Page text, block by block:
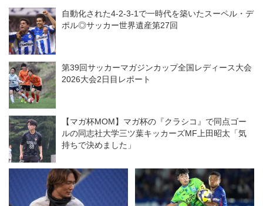
島は特筆すべき好ゲームだった
◎J１開幕戦
中、意欲を示すも一歩及ばず
◎J１開幕戦
自動化された4-2-3-1で一時代を築いたスーペル・デ
ポル◎サッカー世界遺産第27回
第39回サッカーマガジンカップ全国レディース大会
2026大会2日目レポート
【マガ杯MOM】マガ杯の『クラシコ』で同点ゴー
ルの同志社大学三ツ葉キッカーズMF上田昭太「気
持ちで決めました」